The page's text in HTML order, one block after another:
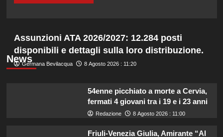
News
Assunzioni ATA 2026/2027: 12.284 posti
disponibili e dettagli sulla loro distribuzione.
Germana Bevilacqua 8 Agosto 2026 : 11:20
54enne picchiato a morte a Cervia,
fermati 4 giovani tra i 19 e i 23 anni
Redazione 8 Agosto 2026 : 11:00
Friuli-Venezia Giulia, Amirante “Al